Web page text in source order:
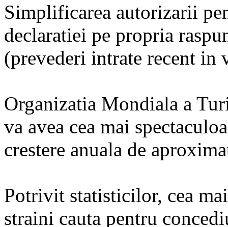
Simplificarea autorizarii
declaratiei pe propria
(prevederi intrate recent in
Organizatia Mondiala a
va avea cea mai
crestere anuala de
Potrivit statisticilor, cea
straini cauta pentru